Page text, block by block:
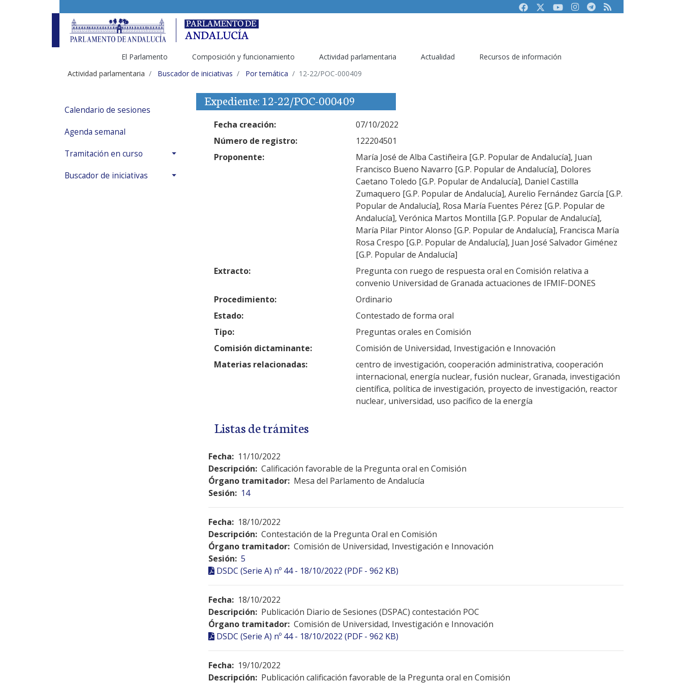
FacebookTwitterYoutubeInstagram
Telegram
RSS
El Parlamento Composición y funcionamiento Actividad parlamentaria Actualidad
Recursos de información
Actividad parlamentaria
Buscador de iniciativas Por temática 12-22/POC-000409
Calendario de sesiones
Agenda semanal
Tramitación en curso
Buscador de iniciativas
Expediente: 12-22/POC-000409
Fecha creación:
07/10/2022
Número de registro:
122204501
Proponente:
María José de Alba Castiñeira [G.P. Popular de Andalucía], Juan
Francisco Bueno Navarro [G.P. Popular de Andalucía], Dolores
Caetano Toledo [G.P. Popular de Andalucía], Daniel Castilla
Zumaquero [G.P. Popular de Andalucía], Aurelio Fernández García [G.P.
Popular de Andalucía], Rosa María Fuentes Pérez [G.P. Popular de
Andalucía], Verónica Martos Montilla [G.P. Popular de Andalucía],
María Pilar Pintor Alonso [G.P. Popular de Andalucía], Francisca María
Rosa Crespo [G.P. Popular de Andalucía], Juan José Salvador Giménez
[G.P. Popular de Andalucía]
Extracto:
Pregunta con ruego de respuesta oral en Comisión relativa a
convenio Universidad de Granada actuaciones de IFMIF-DONES
Procedimiento:
Ordinario
Estado:
Contestado de forma oral
Tipo:
Preguntas orales en Comisión
Comisión dictaminante:
Comisión de Universidad, Investigación e Innovación
Materias relacionadas:
centro de investigación, cooperación administrativa, cooperación
internacional, energía nuclear, fusión nuclear, Granada, investigación
científica, política de investigación, proyecto de investigación, reactor
nuclear, universidad, uso pacífico de la energía
Listas de trámites
Fecha: 11/10/2022
Descripción: Calificación favorable de la Pregunta oral en Comisión
Órgano tramitador: Mesa del Parlamento de Andalucía
Sesión: 14
Fecha: 18/10/2022
Descripción: Contestación de la Pregunta Oral en Comisión
Órgano tramitador: Comisión de Universidad, Investigación e Innovación
Sesión: 5
DSDC (Serie A) nº 44 - 18/10/2022 (PDF - 962 KB)
Fecha: 18/10/2022
Descripción: Publicación Diario de Sesiones (DSPAC) contestación POC
Órgano tramitador: Comisión de Universidad, Investigación e Innovación
DSDC (Serie A) nº 44 - 18/10/2022 (PDF - 962 KB)
Fecha: 19/10/2022
Descripción: Publicación calificación favorable de la Pregunta oral en Comisión